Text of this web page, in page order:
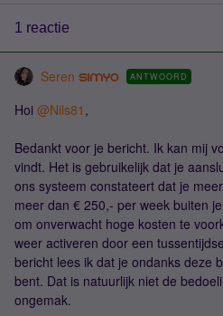
1 reactie
Seren ANTWOORD
Hoi @Nils81 ,
Bedankt voor je bericht. Ik kan mij
vindt. Het is gebruikelijk dat je
ons systeem constateert dat je
meer dan € 250,- per week buiten
om onverwacht hoge kosten te
weer activeren door een
bericht lees ik dat je ondanks deze
bent. Dat is natuurlijk niet de
ongemak.